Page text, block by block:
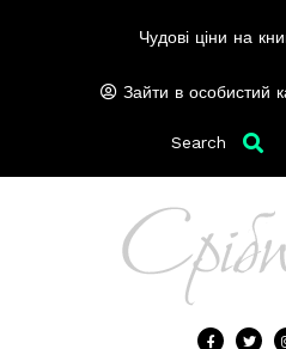
Чудові ціни на
Зайти в особистий
Search